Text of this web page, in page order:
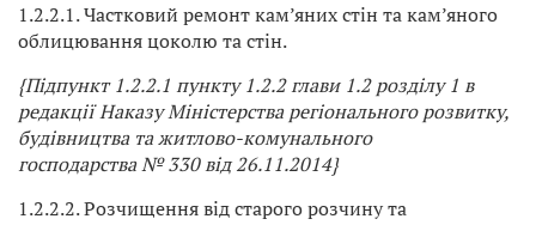
1.2.2.1. Частковий ремонт кам’яних стін та кам’яного
облицювання цоколю та стін.
{Підпункт 1.2.2.1 пункту 1.2.2 глави 1.2 розділу 1 в
редакції Наказу Міністерства регіонального розвитку,
будівництва та житлово-комунального
господарства № 330 від 26.11.2014}
1.2.2.2. Розчищення від старого розчину та